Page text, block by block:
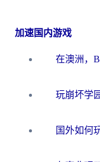
加速国内游戏